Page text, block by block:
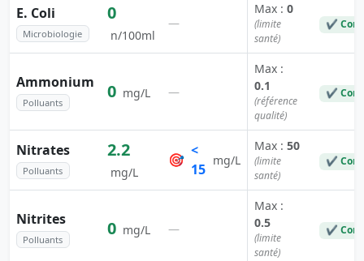
E. Coli
Microbiologie
0
n/100ml
—
Max : 0
(limite
santé)
✔
Ammonium
Polluants
0 mg/L —
Max :
0.1
(référence
qualité)
✔
Nitrates
Polluants
2.2
mg/L
🎯
<
15
mg/L
Max : 50
(limite
santé)
✔
Nitrites
Polluants
0 mg/L —
Max :
0.5
(limite
santé)
✔